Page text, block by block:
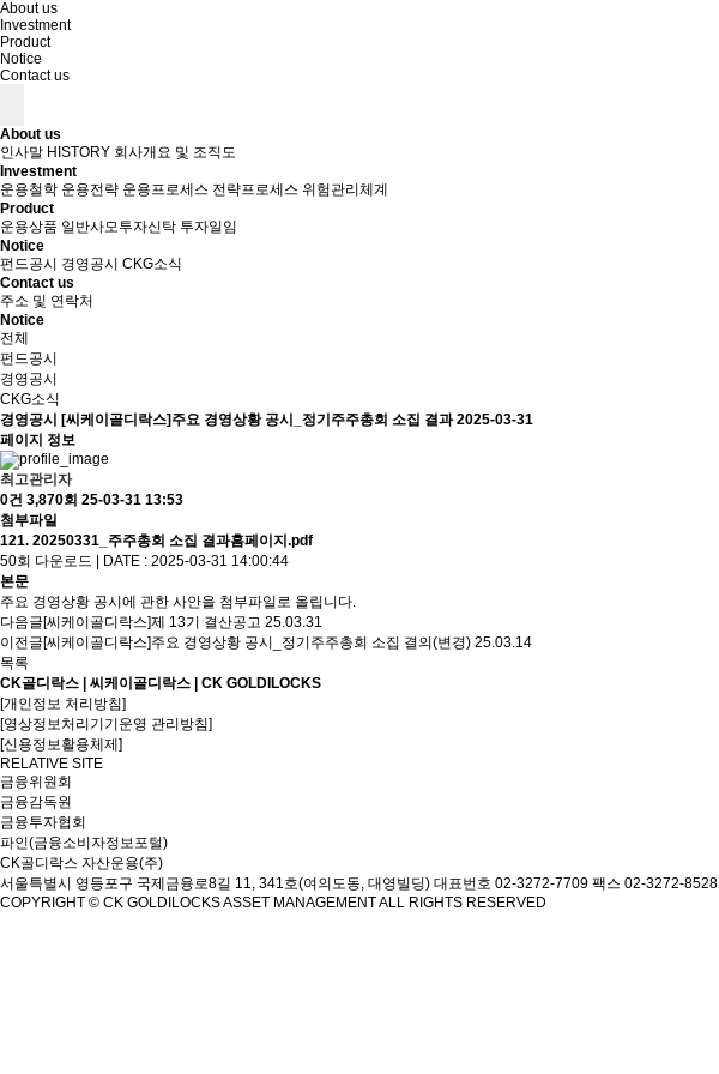
About us
Investment
Product
Notice
Contact us
About us
인사말 HISTORY 회사개요 및 조직도
Investment
운용철학 운용전략 운용프로세스 전략프로세스 위험관리체계
Product
운용상품 일반사모투자신탁 투자일임
Notice
펀드공시
경영공시 CKG소식
Contact us
주소 및 연락처
Notice
전체
펀드공시
경영공시
CKG소식
경영공시
[씨케이골디락스]주요 경영상황 공시_정기주주총회 소집 결과2025-03-31
페이지 정보
최고관리자
0건 3,870회 25-03-31 13:53
첨부파일
121. 20250331_주주총회 소집 결과홈페이지.pdf
50회 다운로드 | DATE : 2025-03-31 14:00:44
본문
주요 경영상황 공시에 관한 사안을 첨부파일로 올립니다.
다음글[씨케이골디락스]제 13기 결산공고 25.03.31
이전글[씨케이골디락스]주요 경영상황 공시_정기주주총회 소집 결의(변경) 25.03.14
목록
CK골디락스 | 씨케이골디락스 | CK GOLDILOCKS
[개인정보 처리방침]
[영상정보처리기기운영 관리방침]
[신용정보활용체제]
RELATIVE SITE
금융위원회
금융감독원
금융투자협회
파인(금융소비자정보포털)
CK골디락스 자산운용(주)
서울특별시 영등포구 국제금융로8길 11, 341호(여의도동, 대영빌딩) 대표번호 02-3272-7709 팩스 02-3272-8528
COPYRIGHT © CK GOLDILOCKS ASSET MANAGEMENT ALL RIGHTS RESERVED